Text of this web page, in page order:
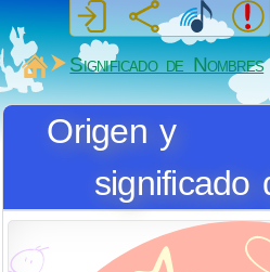
MiSabueso
Significado de Nombres
Origen y
significado